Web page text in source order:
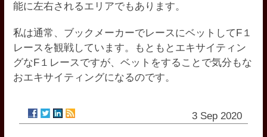
能に左右されるエリアでもあります。
私は通常、 ブックメーカーでレースにベットしてF１
レースを観戦しています。もともとエキサイティン
グなF１レースですが、ベットをすることで気分もな
おエキサイティングになるのです。
3 Sep 2020